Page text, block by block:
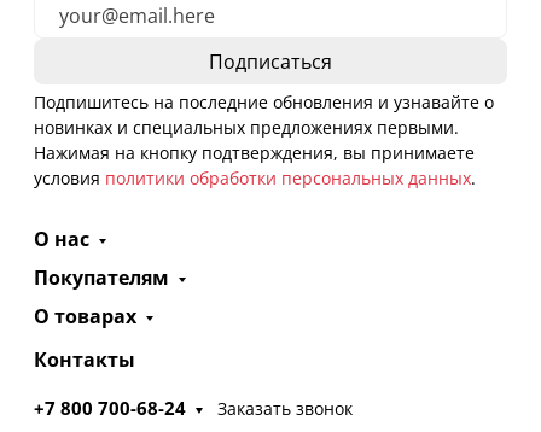
Подпишитесь на последние обновления и узнавайте о
новинках и специальных предложениях первыми.
Нажимая на кнопку подтверждения, вы принимаете
условия политики обработки персональных данных.
О нас
Покупателям
О товарах
Контакты
+7 800 700-68-24 Заказать звонок